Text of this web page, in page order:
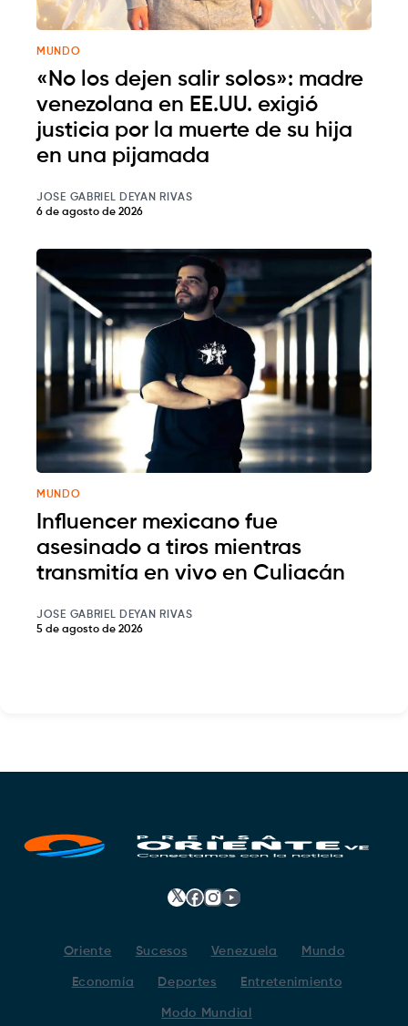
MUNDO
«No los dejen salir solos»: madre
venezolana en EE.UU. exigió
justicia por la muerte de su hija
en una pijamada
JOSE GABRIEL DEYAN RIVAS
6 de agosto de 2026
MUNDO
Influencer mexicano fue
asesinado a tiros mientras
transmitía en vivo en Culiacán
JOSE GABRIEL DEYAN RIVAS
5 de agosto de 2026
𝕏 Facebook
Instagram
YouTube
Oriente Sucesos Venezuela Mundo
Economía Deportes Entretenimiento
Modo Mundial